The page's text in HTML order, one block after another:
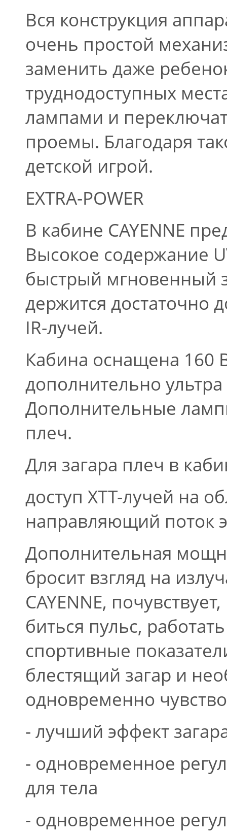
Вся конструкция
очень простой
заменить даже
труднодоступных
лампами и
проемы. Благодаря
детской игрой.
EXTRA-POWER
В кабине CAYENNE
Высокое содержание
быстрый мгновенный
держится достаточно
IR-лучей.
Кабина оснащена 160
дополнительно
Дополнительные
плеч.
Для загара плеч в
доступ XTT-лучей на
направляющий поток
Дополнительная
бросит взгляд на
CAYENNE,
биться пульс,
спортивные
блестящий загар и
одновременно
- лучший эффект
- одновременное
для тела
- одновременное